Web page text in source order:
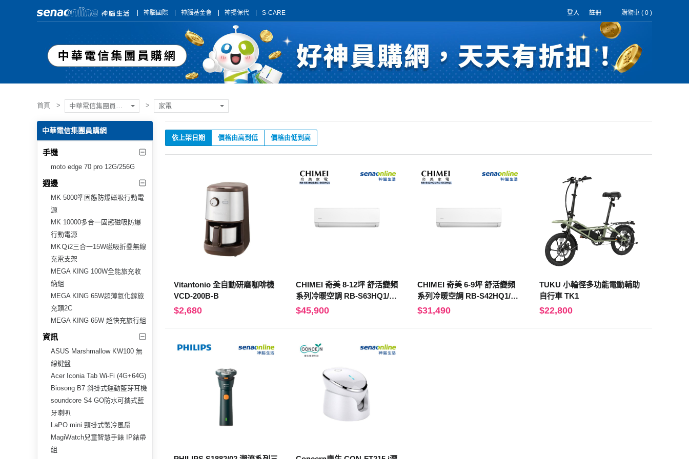
神腦國際 神腦基金會 神揚保代 S-CARE 登入 註冊 購物車 ( 0 )
首頁 家電
中華電信集團員購網
手機
moto edge 70 pro 12G/256G
週邊
MK 5000準固態防爆磁吸行動電
源
MK 10000多合一固態磁吸防爆
行動電源
MKＱi2三合一15W磁吸折疊無線
充電支架
MEGA KING 100W全能旅充收
納組
MEGA KING 65W超薄氮化鎵旅
充頭2C
MEGA KING 65W 超快充旅行組
資訊
ASUS Marshmallow KW100 無
線鍵盤
Acer Iconia Tab Wi-Fi (4G+64G)
Biosong B7 斜掛式運動藍芽耳機
soundcore S4 GO防水可攜式藍
牙喇叭
LaPO mini 頸掛式製冷風扇
MagiWatch兒童智慧手錶 IP錶帶
組
依上架日期 價格由高到低 價格由低到高
Vitantonio 全自動研磨咖啡機
VCD-200B-B
$2,680
CHIMEI 奇美 8-12坪 舒活變頻
系列冷暖空調 RB-S63HQ1/R
C-S63HQ1
$45,900
CHIMEI 奇美 6-9坪 舒活變頻
系列冷暖空調 RB-S42HQ1/R
C-S42HQ1
$31,490
TUKU 小輪徑多功能電動輔助
自行車 TK1
$22,800